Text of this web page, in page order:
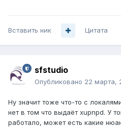
Вставить ник Цитата
sfstudio
Опубликовано 22 марта,
Ну значит тоже что-то с
нет в том что выдаёт xupnpd. У
работало, может есть какие